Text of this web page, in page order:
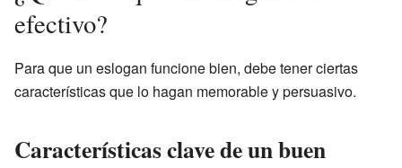
efectivo?
Para que un eslogan funcione bien, debe tener ciertas
características que lo hagan memorable y persuasivo.
Características clave de un buen